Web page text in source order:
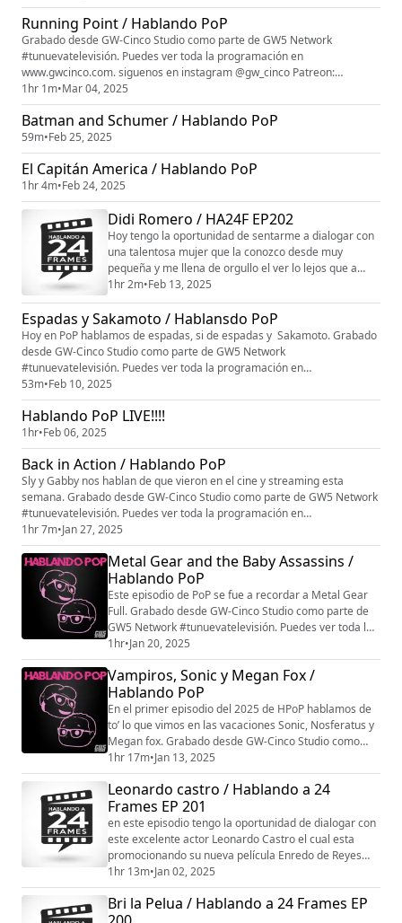
Running Point / Hablando PoP
Grabado desde GW-Cinco Studio como parte de GW5 Network
#tunuevatelevisión. Puedes ver toda la programación en
www.gwcinco.com. siguenos en instagram @gw_cinco Patreon:
patreon.com/gw5network patreon.com/hablandopop
1hr 1m•Mar 04, 2025
Batman and Schumer / Hablando PoP
59m•Feb 25, 2025
El Capitán America / Hablando PoP
1hr 4m•Feb 24, 2025
Didi Romero / HA24F EP202
Hoy tengo la oportunidad de sentarme a dialogar con
una talentosa mujer que la conozco desde muy
pequeña y me llena de orgullo el ver lo lejos que a
llegado no por su legado familiar sino por su trabajo y
talento. Espero que se disfruten mi conversación con
Didi Romero. Grabado desde GW-Cinco Studio como
parte de GW5 Network #tunuevatelevisión. Puedes ver
toda la programación en www.gwcinco.com...
1hr 2m•Feb 13, 2025
Espadas y Sakamoto / Hablansdo PoP
Hoy en PoP hablamos de espadas, si de espadas y Sakamoto. Grabado
desde GW-Cinco Studio como parte de GW5 Network
#tunuevatelevisión. Puedes ver toda la programación en
www.gwcinco.com. siguenos en instagram @gw_cinco Patreon:
patreon.com/gw5network patreon.com/hablandopop
53m•Feb 10, 2025
Hablando PoP LIVE!!!!
1hr•Feb 06, 2025
Back in Action / Hablando PoP
Sly y Gabby nos hablan de que vieron en el cine y streaming esta
semana. Grabado desde GW-Cinco Studio como parte de GW5 Network
#tunuevatelevisión. Puedes ver toda la programación en
www.gwcinco.com. siguenos en instagram @gw_cinco Patreon:
patreon.com/gw5network patreon.com/hablandopop
1hr 7m•Jan 27, 2025
Metal Gear and the Baby Assassins /
Hablando PoP
Este episodio de PoP se fue a recordar a Metal Gear
Full. Grabado desde GW-Cinco Studio como parte de
GW5 Network #tunuevatelevisión. Puedes ver toda la
programación en www.gwcinco.com. siguenos en
instagram @gw_cinco Patreon:
patreon.com/gw5network patreon.com/hablandopop
1hr•Jan 20, 2025
Vampiros, Sonic y Megan Fox /
Hablando PoP
En el primer episodio del 2025 de HPoP hablamos de
to’ lo que vimos en las vacaciones Sonic, Nosferatus y
Megan fox. Grabado desde GW-Cinco Studio como
parte de GW5 Network #tunuevatelevisión. Puedes ver
toda la programación en www.gwcinco.com. siguenos
en instagram @gw_cinco Patreon:
patreon.com/gw5network patreon.com/hablandopop
1hr 17m•Jan 13, 2025
Leonardo castro / Hablando a 24
Frames EP 201
en este episodio tengo la oportunidad de dialogar con
este excelente actor Leonardo Castro el cual esta
promocionando su nueva película Enredo de Reyes
que estreno el 1 de enero en Puerto Rico y el 2 de
enero en Republica Dominicana. Grabado desde GW-
Cinco Studio como parte de GW5 Network
#tunuevatelevisión. Puedes ver toda la programación
1hr 13m•Jan 02, 2025
Bri la Pelua / Hablando a 24 Frames EP